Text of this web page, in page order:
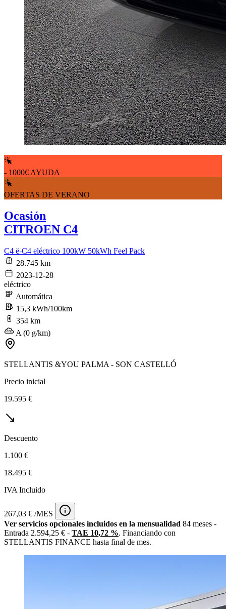
- 1000€ AYUDA
OFERTAS DE VERANO
Ocasión
CITROEN C4
C4 ë-C4 eléctrico 100kW 50kWh Feel Pack
28.745 km
2023-12-28
eléctrico
Automática
15,3 kWh/100km
354 km
A (0 g/km)
STELLANTIS &YOU PALMA - SON CASTELLÓ
Precio inicial
19.595 €
Descuento
1.100 €
18.495 €
IVA Incluido
267,03 € /MES
Ver servicios opcionales incluidos en la mensualidad 84 meses -
Entrada 2.594,25 € - TAE 10,72 %. Financiando con
STELLANTIS FINANCE hasta final de mes.